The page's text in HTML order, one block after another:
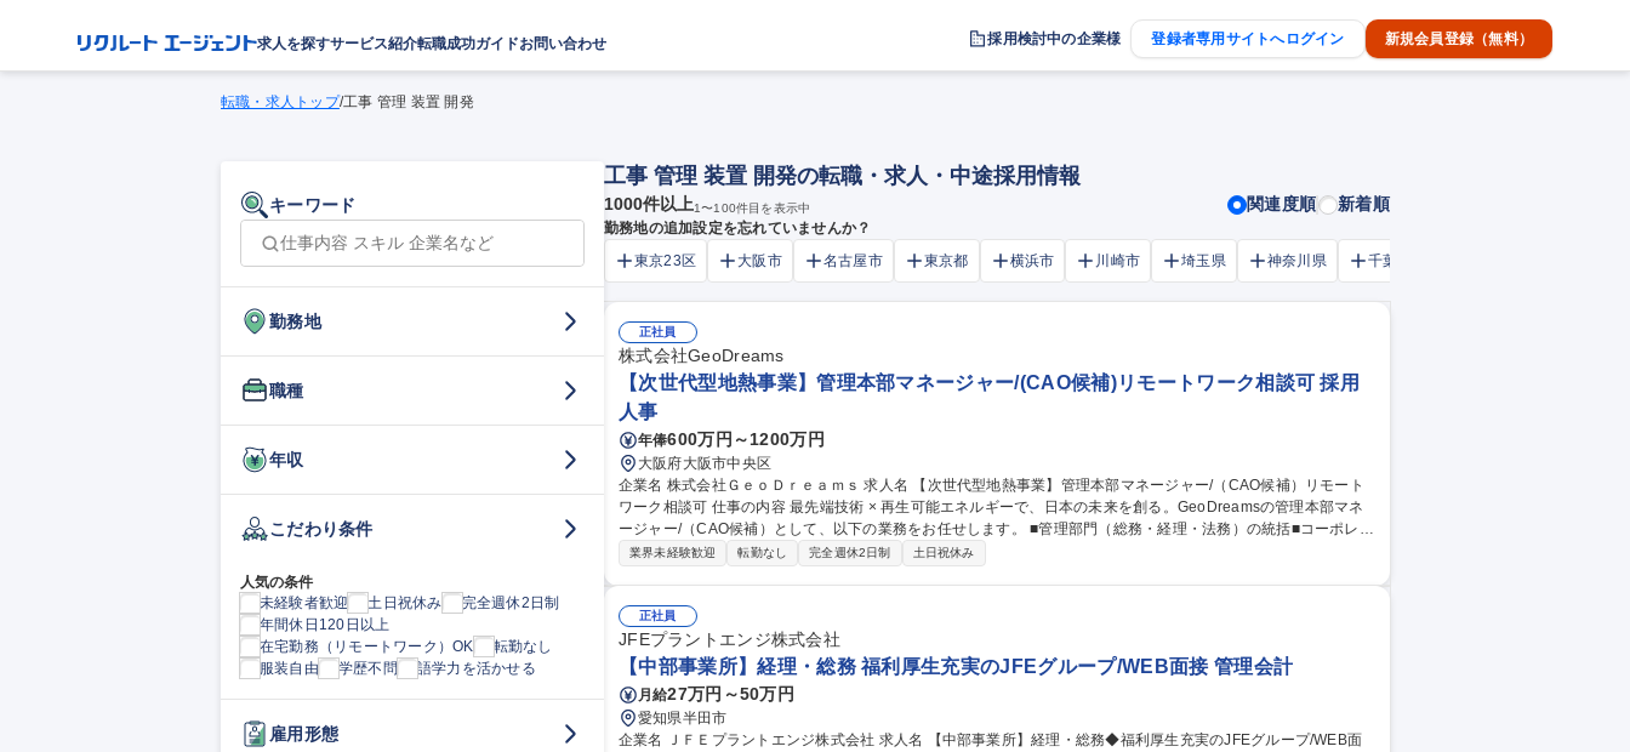
求人を探すサービス紹介転職成功ガイドお問い合わせ 採用検討中の企業様 登録者専用サイトへログイン 新規会員登録（無料）
転職・求人トップ/工事 管理 装置 開発
キーワード
勤務地
職種
年収
こだわり条件
人気の条件
未経験者歓迎
土日祝休み
完全週休2日制
年間休日120日以上
在宅勤務（リモートワーク）OK
転勤なし
服装自由
学歴不問 語学力を活かせる
雇用形態
工事 管理 装置 開発の転職・求人・中途採用情報
1000件以上1〜100件目を表示中 関連度順 新着順
勤務地の追加設定を忘れていませんか？
東京23区
大阪市 名古屋市 東京都 横浜市 川崎市 埼玉県 神奈川県 千葉市
正社員
株式会社GeoDreams
【次世代型地熱事業】管理本部マネージャー/(CAO候補)リモートワーク相談可 採用
人事
年俸600万円～1200万円
大阪府大阪市中央区
企業名 株式会社ＧｅｏＤｒｅａｍｓ 求人名 【次世代型地熱事業】管理本部マネージャー/（CAO候補）リモート
ワーク相談可 仕事の内容 最先端技術 × 再生可能エネルギーで、日本の未来を創る。GeoDreamsの管理本部マネ
ージャー/（CAO候補）として、以下の業務をお任せします。 ■管理部門（総務・経理・法務）の統括■コーポレー
トガバナンス体制の構築・強化 ■株主総会・取締役会等の統括■経理・財務・法務業務の統括および業務改善■各
業界未経験歓迎 転勤なし 完全週休2日制 土日祝休み
正社員
JFEプラントエンジ株式会社
【中部事業所】経理・総務 福利厚生充実のJFEグループ/WEB面接 管理会計
月給27万円～50万円
愛知県半田市
企業名 ＪＦＥプラントエンジ株式会社 求人名 【中部事業所】経理・総務◆福利厚生充実のJFEグループ/WEB面